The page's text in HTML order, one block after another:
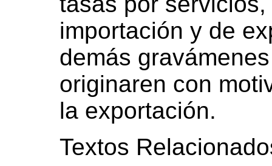
importación y de
demás
originaren con
la exportación.
Textos